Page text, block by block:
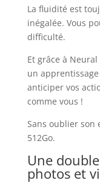
La fluidité est
inégalée. Vous
difficulté.
Et grâce à
un
anticiper vos
comme vous !
Sans oublier son
512Go.
Une
photos et